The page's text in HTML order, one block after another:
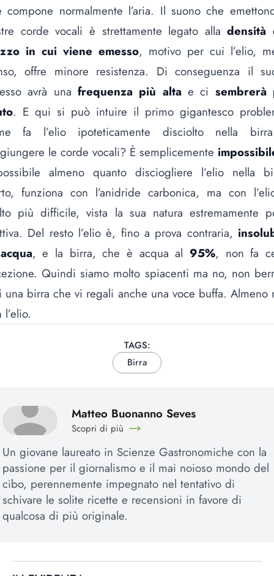
compone normalmente l’aria. Il suono che
corde vocali è strettamente legato alla densità
in cui viene emesso, motivo per cui l’elio,
offre minore resistenza. Di conseguenza il
avrà una frequenza più alta e ci sembrerà
. E qui si può intuire il primo gigantesco
fa l’elio ipoteticamente disciolto nella
le corde vocali? È semplicemente
almeno quanto disciogliere l’elio nella
funziona con l’anidride carbonica, ma con
più difficile, vista la sua natura estremamente
Del resto l’elio è, fino a prova contraria,
, e la birra, che è acqua al 95%, non fa
Quindi siamo molto spiacenti ma no, non
una birra che vi regali anche una voce buffa. Almeno
l’elio.
TAGS:
Birra
Matteo Buonanno Seves
Scopri di più
Un giovane laureato in Scienze Gastronomiche con la
passione per il giornalismo e il mai noioso mondo del
cibo, perennemente impegnato nel tentativo di
schivare le solite ricette e recensioni in favore di
qualcosa di più originale.